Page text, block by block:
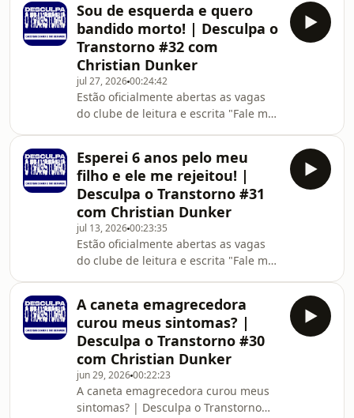
Sou de esquerda e quero
bandido morto! | Desculpa o
Transtorno #32 com
Christian Dunker
jul 27, 202600:24:42
Estão oficialmente abertas as vagas
do clube de leitura e escrita "Fale mal,
limitadas!Aqui no site você tem todas
as informações que
precisa:https://www.tatibernardi.com/E
se eu desejar a morte de todos os
bandidos? | Desculpa o Transtorno
com Christian DunkerNeste episódio
do Desculpa o Transtorno, Tati
Bernardi e Christian Dunk
Esperei 6 anos pelo meu
filho e ele me rejeitou! |
Desculpa o Transtorno #31
com Christian Dunker
jul 13, 202600:23:35
Estão oficialmente abertas as vagas
do clube de leitura e escrita "Fale mal,
limitadas!Aqui no site você encontra
todas as
informações:https://www.tatibernardi.com/Esperei
6 anos pelo meu filho e ele me
rejeitou! | Desculpa o Transtorno #31
com Christian DunkerNeste episódio
do Desculpa o Transtorno, lemos a
A caneta emagrecedora
curou meus sintomas? |
Desculpa o Transtorno #30
com Christian Dunker
jun 29, 202600:22:23
A caneta emagrecedora curou meus
sintomas? | Desculpa o Transtorno